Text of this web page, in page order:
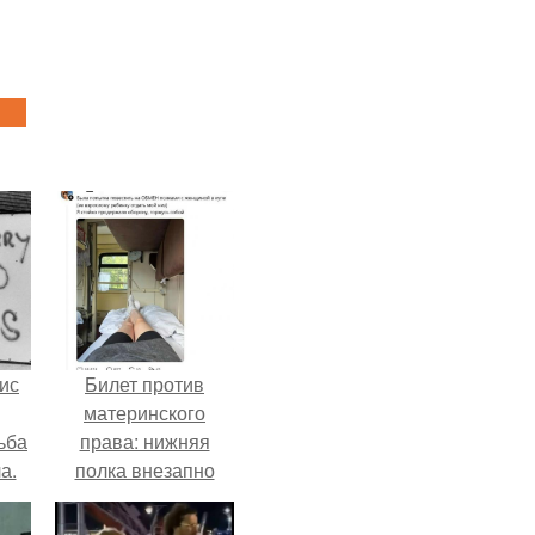
Билет против
материнского
права: нижняя
полка внезапно
нашла законного
владельца.